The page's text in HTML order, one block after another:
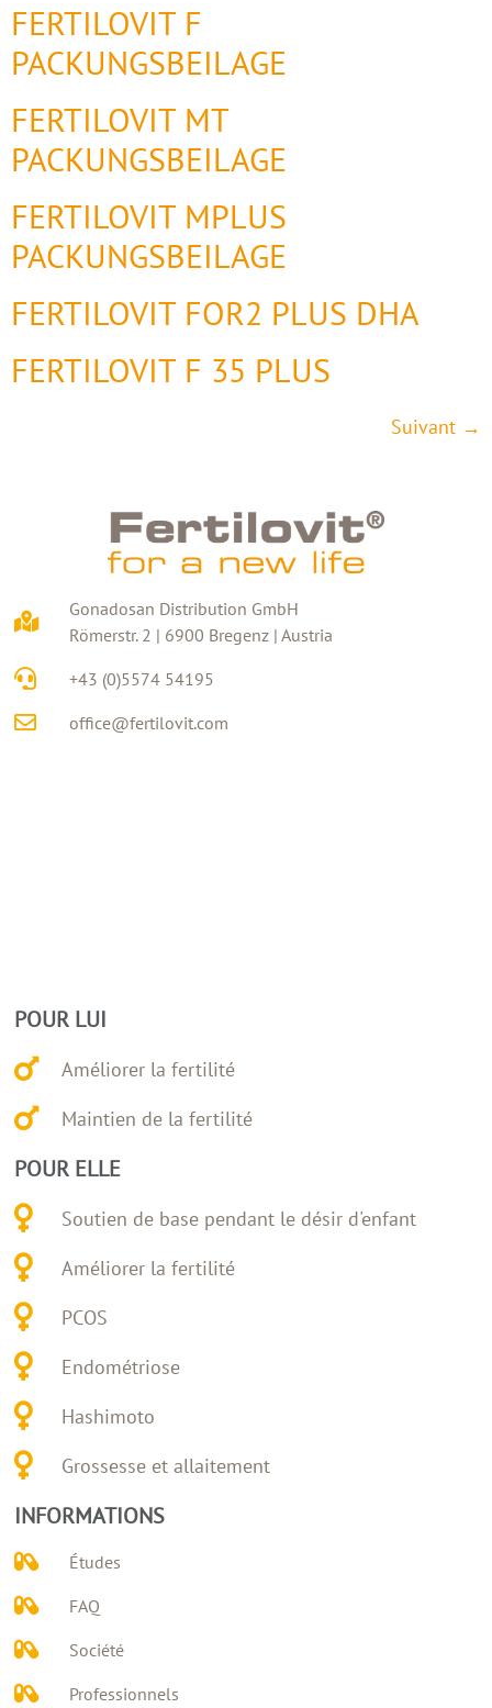
FERTILOVIT F
PACKUNGSBEILAGE
FERTILOVIT MT
PACKUNGSBEILAGE
FERTILOVIT MPLUS
PACKUNGSBEILAGE
FERTILOVIT FOR2 PLUS DHA
FERTILOVIT F 35 PLUS
Suivant →
Gonadosan Distribution GmbH
Römerstr. 2 | 6900 Bregenz | Austria
+43 (0)5574 54195
office@fertilovit.com
POUR LUI
Améliorer la fertilité
Maintien de la fertilité
POUR ELLE
Soutien de base pendant le désir d'enfant
Améliorer la fertilité
PCOS
Endométriose
Hashimoto
Grossesse et allaitement
INFORMATIONS
Études
FAQ
Société
Professionnels